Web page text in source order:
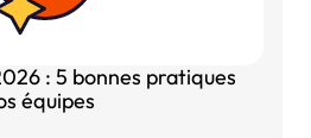
: 5 bonnes pratiques
équipes